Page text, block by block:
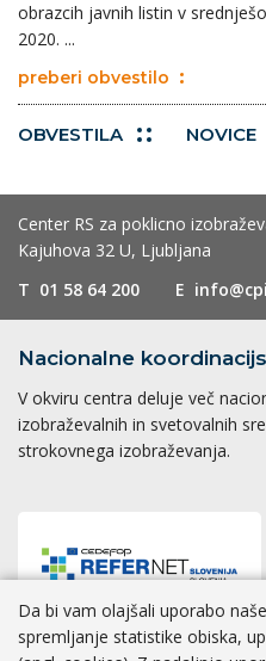
obrazcih javnih listin v
2020. ...
preberi obvestilo
OBVESTILA NOVICE
Center RS za poklicno
Kajuhova 32 U, Ljubljana
T 01 58 64 200 E
Nacionalne
V okviru centra deluje več
izobraževalnih in svetovalnih
strokovnega izobraževanja.
Da bi vam olajšali uporabo
spremljanje statistike obiska,